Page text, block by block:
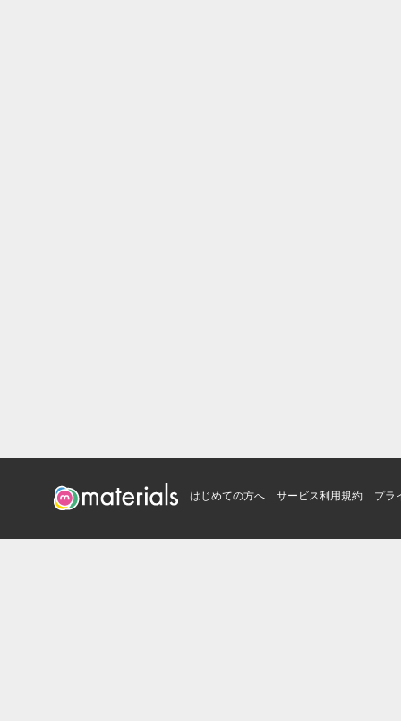
はじめての方へ サービス利用規約 プラ